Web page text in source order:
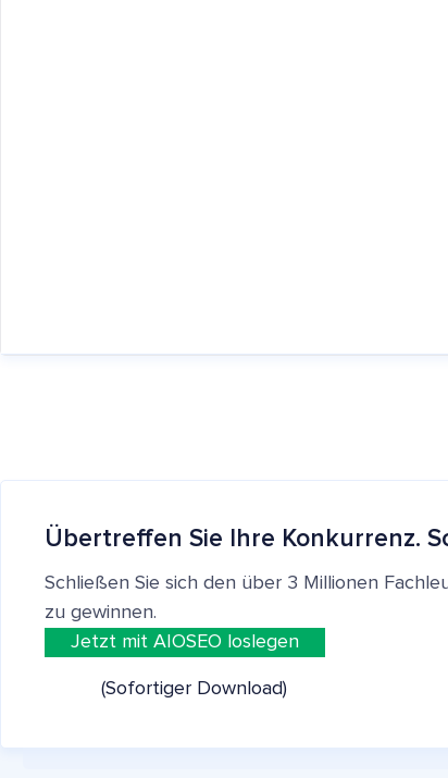
Übertreffen Sie Ihre Konkurrenz.
Schließen Sie sich den über 3 Millionen
zu gewinnen.
Jetzt mit AIOSEO loslegen
(Sofortiger Download)